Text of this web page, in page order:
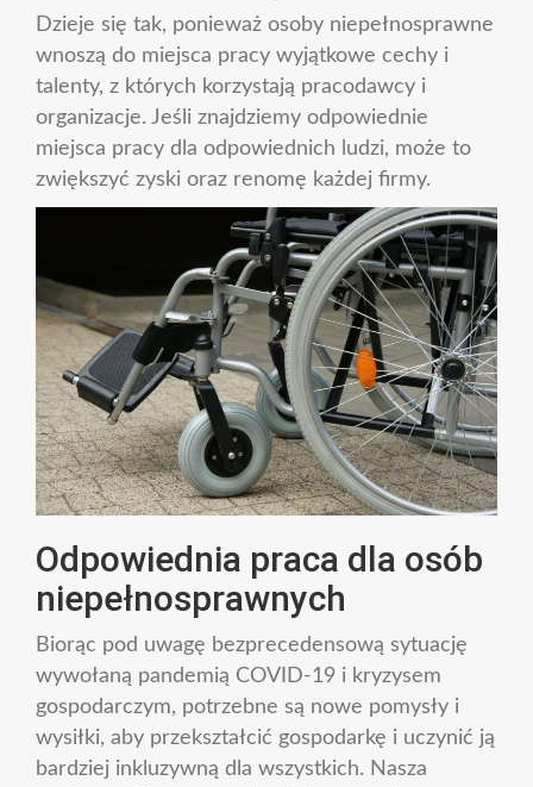
Dzieje się tak, ponieważ osoby niepełnosprawne
wnoszą do miejsca pracy wyjątkowe cechy i
talenty, z których korzystają pracodawcy i
organizacje. Jeśli znajdziemy odpowiednie
miejsca pracy dla odpowiednich ludzi, może to
zwiększyć zyski oraz renomę każdej firmy.
Odpowiednia praca dla osób
niepełnosprawnych
Biorąc pod uwagę bezprecedensową sytuację
wywołaną pandemią COVID-19 i kryzysem
gospodarczym, potrzebne są nowe pomysły i
wysiłki, aby przekształcić gospodarkę i uczynić ją
bardziej inkluzywną dla wszystkich. Nasza